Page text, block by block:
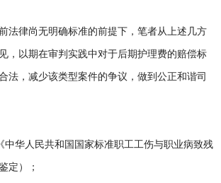
律尚无明确标准的前提下，笔者从上述几方
，以期在审判实践中对于后期护理费的赔偿标
法，减少该类型案件的争议，做到公正和谐司
中华人民共和国国家标准职工工伤与职业病致残
定）；